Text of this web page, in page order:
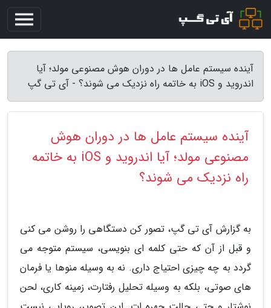
آینده سیستم عامل ها در دوران هوش مصنوعی مولد؛ آیا
اندروید و iOS به خاتمه راه نزدیک می شوند؟ - آی تی گپ
آینده سیستم عامل ها در دوران هوش
مصنوعی مولد؛ آیا اندروید و iOS به خاتمه
راه نزدیک می شوند؟
به گزارش آی تی گپ، تصور کن دستگاهی را روشن می کنی
و قبل از آن که حتی کلمه ای بنویسی، سیستم متوجه می
گردد به چه چیزی احتیاج داری. نه به وسیله منوها یا فرمان
های صوتی، بلکه به وسیله تحلیل رفتارت، زمینه کاری، لحن